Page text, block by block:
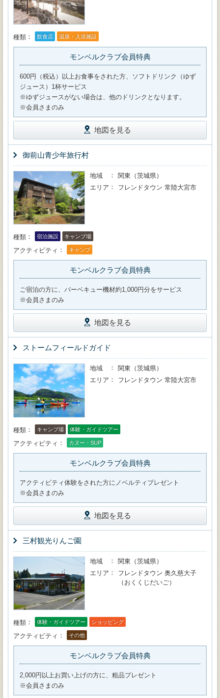
種類 飲食店 温泉・入浴施設
モンベルクラブ会員特典
600円（税込）以上お食事をされた方、ソフトドリンク（ゆず
ジュース）1杯サービス
※ゆずジュースがない場合は、他のドリンクとなります。
※会員さまのみ
地図を見る
御前山青少年旅行村
地域
関東（茨城県）
エリア
フレンドタウン 常陸大宮市
種類 宿泊施設 キャンプ場
アクティビティ キャンプ
モンベルクラブ会員特典
ご宿泊の方に、バーベキュー機材約1,000円分をサービス
※会員さまのみ
地図を見る
ストームフィールドガイド
地域
関東（茨城県）
エリア
フレンドタウン 常陸大宮市
種類 キャンプ場 体験・ガイドツアー
アクティビティ カヌー・SUP
モンベルクラブ会員特典
アクティビティ体験をされた方にノベルティプレゼント
※会員さまのみ
地図を見る
三村観光りんご園
地域
関東（茨城県）
エリア
フレンドタウン 奥久慈大子
（おくくじだいご）
種類 体験・ガイドツアー ショッピング
アクティビティ その他
モンベルクラブ会員特典
2,000円以上お買い上げの方に、粗品プレゼント
※会員さまのみ